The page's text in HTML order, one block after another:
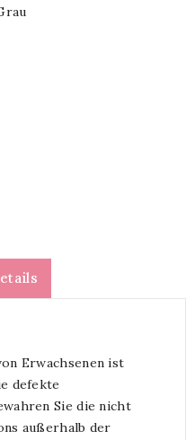
Erwachsenen ist
defekte
Sie die nicht
außerhalb der